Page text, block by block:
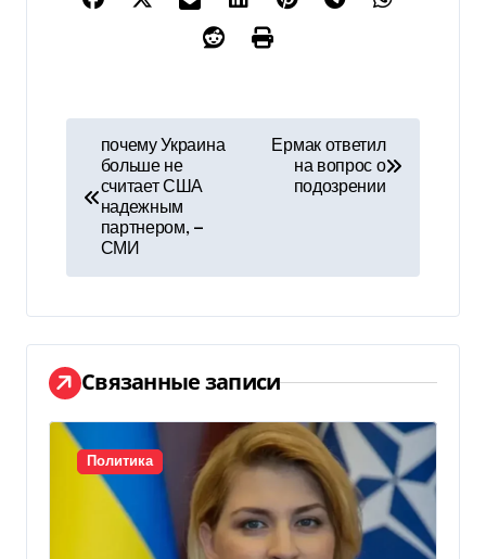
и
г
а
ц
и
почему Украина
больше не
считает США
надежным
партнером, —
СМИ
Ермак ответил
на вопрос о
подозрении
Связанные записи
Политика